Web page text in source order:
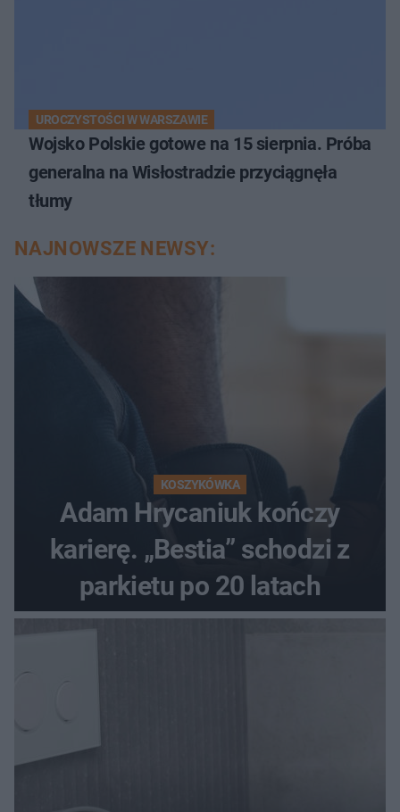
UROCZYSTOŚCI W WARSZAWIE
Wojsko Polskie gotowe na 15 sierpnia. Próba
generalna na Wisłostradzie przyciągnęła
tłumy
NAJNOWSZE NEWSY:
KOSZYKÓWKA
Adam Hrycaniuk kończy
karierę. „Bestia” schodzi z
parkietu po 20 latach